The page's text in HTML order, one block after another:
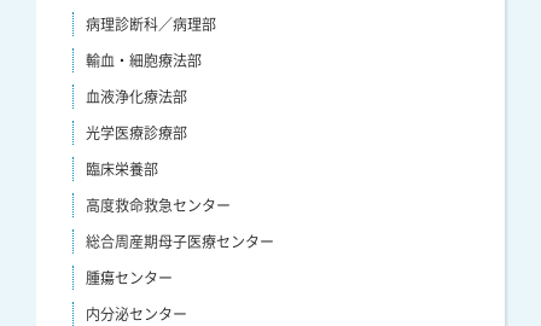
病理診断科／病理部
輸血・細胞療法部
血液浄化療法部
光学医療診療部
臨床栄養部
高度救命救急センター
総合周産期母子医療センター
腫瘍センター
内分泌センター